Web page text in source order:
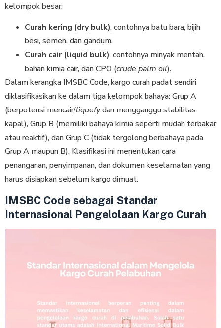
kelompok besar:
Curah kering (dry bulk), contohnya batu bara, bijih
besi, semen, dan gandum.
Curah cair (liquid bulk), contohnya minyak mentah,
bahan kimia cair, dan CPO (crude palm oil).
Dalam kerangka IMSBC Code, kargo curah padat sendiri
diklasifikasikan ke dalam tiga kelompok bahaya: Grup A
(berpotensi mencair/liquefydan mengganggu stabilitas
kapal), Grup B (memiliki bahaya kimia seperti mudah terbakar
atau reaktif), dan Grup C (tidak tergolong berbahaya pada
Grup A maupun B). Klasifikasi ini menentukan cara
penanganan, penyimpanan, dan dokumen keselamatan yang
harus disiapkan sebelum kargo dimuat.
IMSBC Code sebagai Standar
Internasional Pengelolaan Kargo Curah